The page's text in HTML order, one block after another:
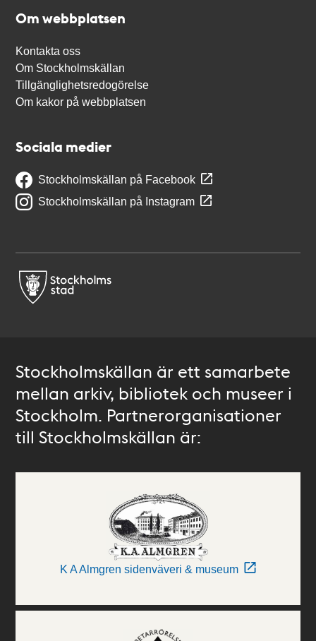
Om webbplatsen
Kontakta oss
Om Stockholmskällan
Tillgänglighetsredogörelse
Om kakor på webbplatsen
Sociala medier
Stockholmskällan på Facebook
Stockholmskällan på Instagram
Stockholmskällan är ett samarbete
mellan arkiv, bibliotek och museer i
Stockholm. Partnerorganisationer
till Stockholmskällan är:
K A Almgren sidenväveri & museum